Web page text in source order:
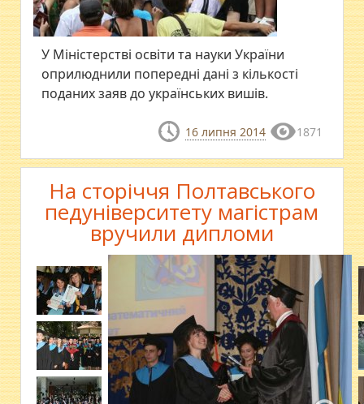
У Міністерстві освіти та науки України
оприлюднили попередні дані з кількості
поданих заяв до українських вишів.
16 липня 2014 1871
На сторіччя Полтавського
педуніверситету магістрам
вручили дипломи